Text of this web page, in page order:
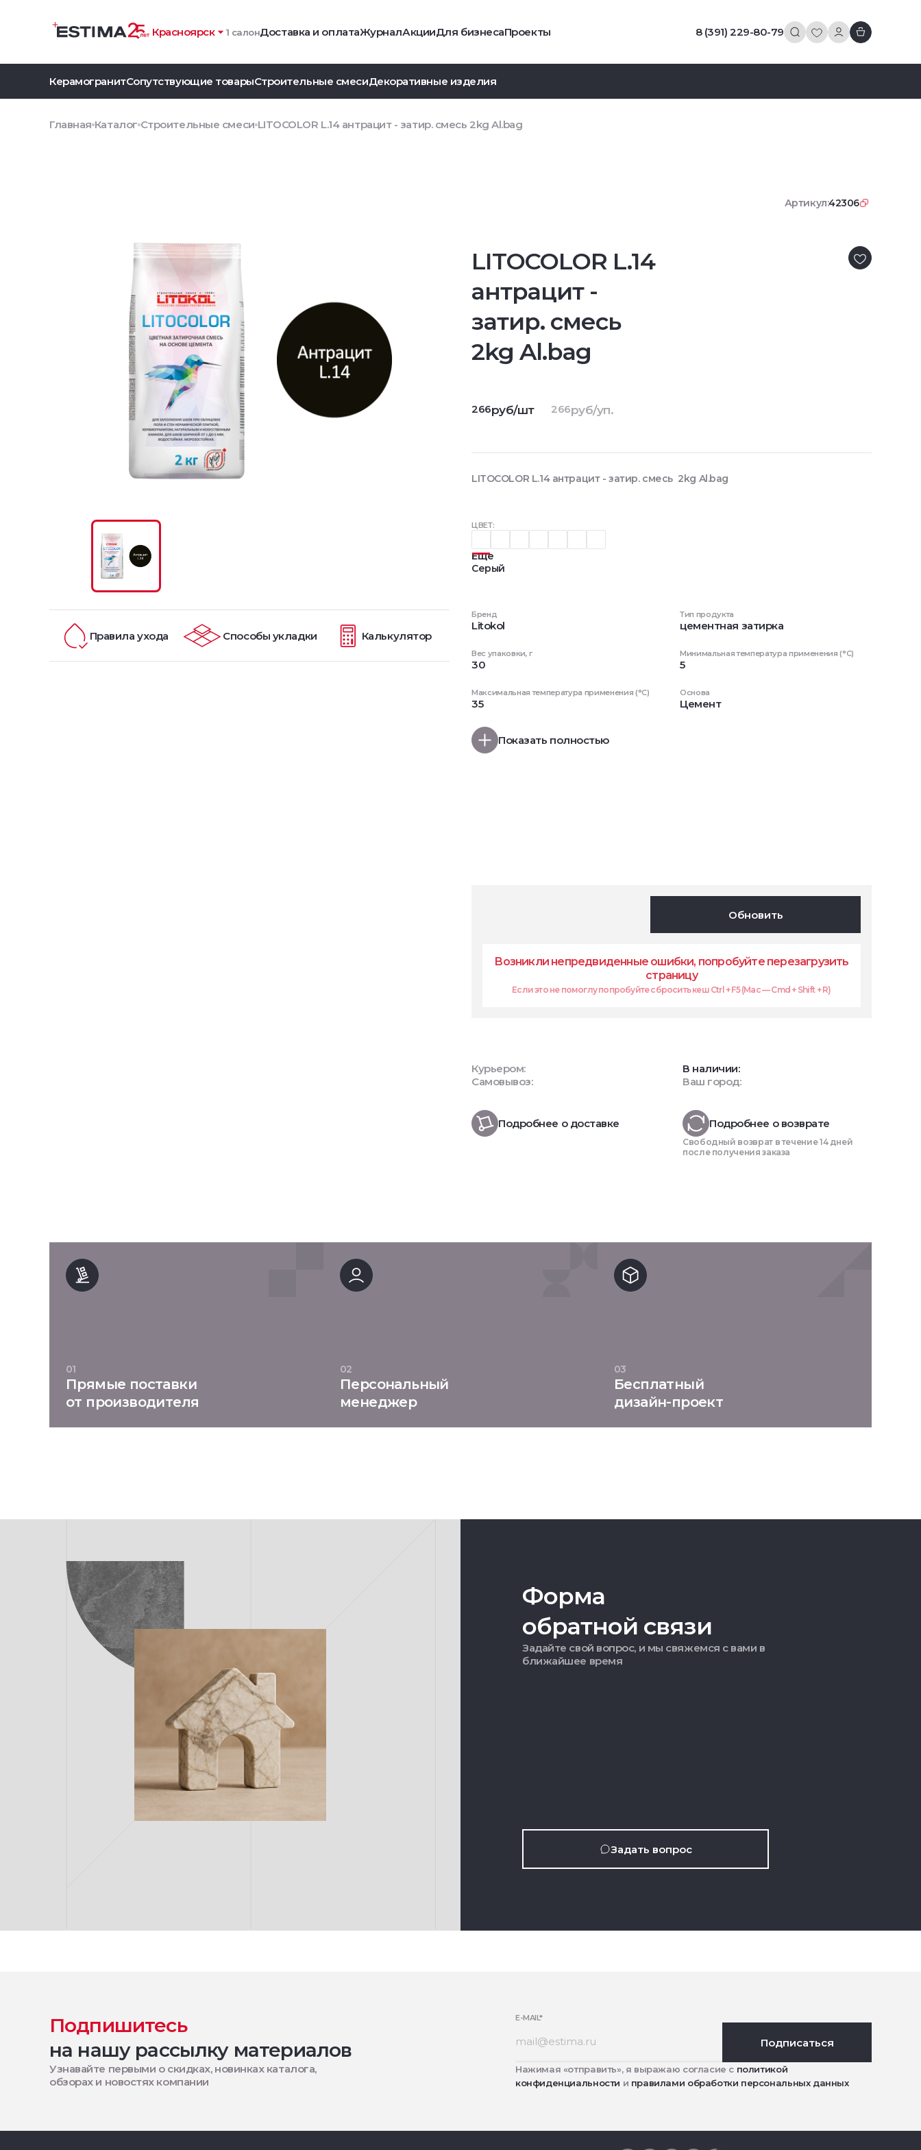
Красноярск 1 салонДоставка и оплатаЖурналАкцииДля бизнесаПроекты 8 (391) 229-80-79
КерамогранитСопутствующие товарыСтроительные смесиДекоративные изделия
Главная Каталог Строительные смеси LITOCOLOR L.14 антрацит - затир. смесь 2kg Al.bag
Артикул:42306
LITOCOLOR L.14
антрацит -
затир. смесь
2kg Al.bag
ЦВЕТ:
Еще
Серый
Бренд
Litokol
Тип продукта
цементная затирка
Вес упаковки, г
30
Минимальная температура применения (°C)
5
Максимальная температура применения (°C)
35
Основа
Цемент
Показать полностью
266руб/шт 266руб/уп.
Обновить
Возникли непредвиденные ошибки, попробуйте перезагрузить
страницу
Если это не помоглу попробуйте сбросить кеш Ctrl + F5 (Mac — Cmd + Shift + R)
Курьером:
Самовывоз:
В наличии:
Ваш город:
Подробнее о доставке Подробнее о возврате
Свободный возврат в течение 14 дней
после получения заказа
LITOCOLOR L.14 антрацит - затир. смесь 2kg Al.bag
Правила ухода Способы укладки Калькулятор
01
Прямые поставки
от производителя
02
Персональный
менеджер
03
Бесплатный
дизайн-проект
Форма
обратной связи
Задайте свой вопрос, и мы свяжемся с вами в
ближайшее время
Задать вопрос
Подпишитесь
на нашу рассылку материалов
Узнавайте первыми о скидках, новинках каталога,
обзорах и новостях компании
E-MAIL*
Подписаться
Нажимая «отправить», я выражаю согласие с политикой
конфиденциальности и правилами обработки персональных данных